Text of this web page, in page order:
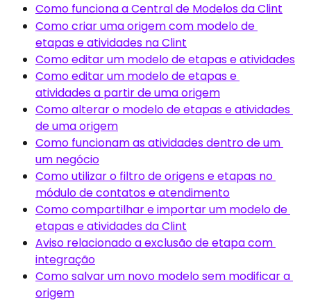
Como funciona a Central de Modelos da Clint
Como criar uma origem com modelo de
etapas e atividades na Clint
Como editar um modelo de etapas e atividades
Como editar um modelo de etapas e
atividades a partir de uma origem
Como alterar o modelo de etapas e atividades
de uma origem
Como funcionam as atividades dentro de um
um negócio
Como utilizar o filtro de origens e etapas no
módulo de contatos e atendimento
Como compartilhar e importar um modelo de
etapas e atividades da Clint
Aviso relacionado a exclusão de etapa com
integração
Como salvar um novo modelo sem modificar a
origem